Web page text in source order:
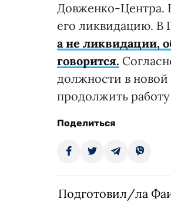
Довженко-Центра.
его ликвидацию. В
а не ликвидации,
говорится.
должности в новой
продолжить
Поделиться
Подготовил/ла